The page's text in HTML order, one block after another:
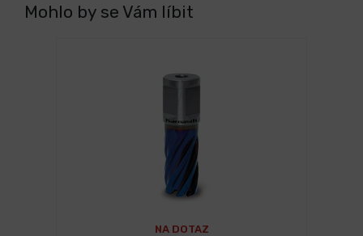
Mohlo by se Vám líbit
NA DOTAZ